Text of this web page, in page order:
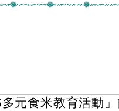
元食米教育活動